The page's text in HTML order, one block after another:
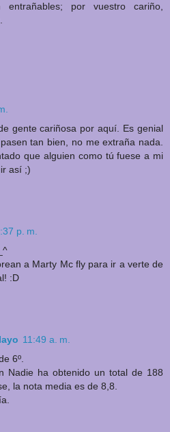
entrañables; por vuestro cariño,
gente cariñosa por aquí. Es genial
tan bien, no me extraña nada.
que alguien como tú fuese a mi
así ;)
p. m.
a Marty Mc fly para ir a verte de
:D
11:49 a. m.
6º.
Nadie ha obtenido un total de 188
la nota media es de 8,8.